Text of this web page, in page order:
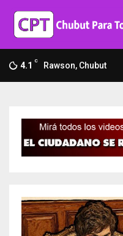
4.1 C Rawson, Chubut